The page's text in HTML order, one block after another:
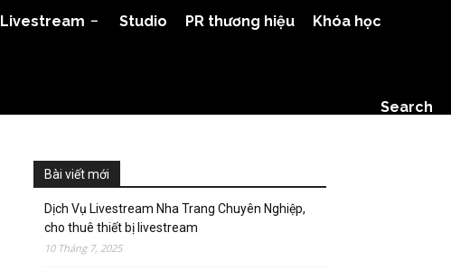
Livestream Studio PR thương hiệu Khóa học
Search
Bài viết mới
Dịch Vụ Livestream Nha Trang Chuyên Nghiệp,
cho thuê thiết bị livestream
10 Tháng 7, 2025